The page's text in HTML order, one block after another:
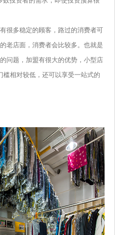
多稳定的顾客，路过的消费者可
老店面，消费者会比较多。也就是
问题，加盟有很大的优势，小型店
相对较低，还可以享受一站式的